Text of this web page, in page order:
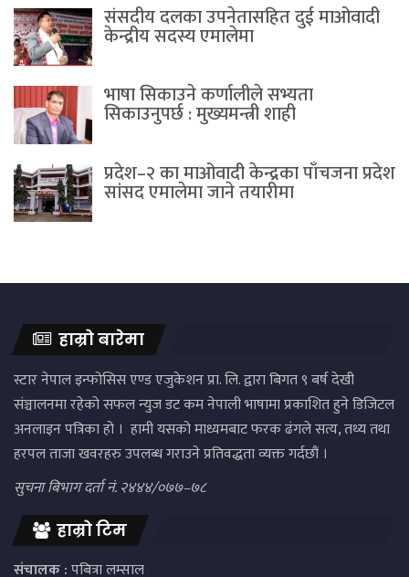
संसदीय दलका उपनेतासहित दुई माओवादी
केन्द्रीय सदस्य एमालेमा
भाषा सिकाउने कर्णालीले सभ्यता
सिकाउनुपर्छ : मुख्यमन्त्री शाही
प्रदेश–२ का माओवादी केन्द्रका पाँचजना प्रदेश
सांसद एमालेमा जाने तयारीमा
हाम्रो बारेमा
स्टार नेपाल इन्फोसिस एण्ड एजुकेशन प्रा. लि. द्वारा बिगत ९ बर्ष देखी
संञ्चालनमा रहेको सफल न्युज डट कम नेपाली भाषामा प्रकाशित हुने डिजिटल
अनलाइन पत्रिका हो । हामी यसको माध्यमबाट फरक ढंगले सत्य, तथ्य तथा
हरपल ताजा खवरहरु उपलब्ध गराउने प्रतिवद्धता व्यक्त गर्दछौं ।
सुचना बिभाग दर्ता नं. २४४४/०७७–७८
हाम्रो टिम
संचालक :पबित्रा लम्साल